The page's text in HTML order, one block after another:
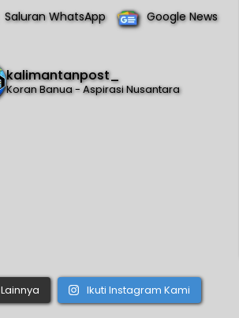
Saluran WhatsApp Google News
kalimantanpost_
Koran Banua - Aspirasi Nusantara
Lainnya Ikuti Instagram Kami